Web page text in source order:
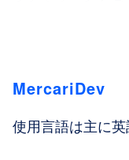
MercariDev
使用言語は主に英